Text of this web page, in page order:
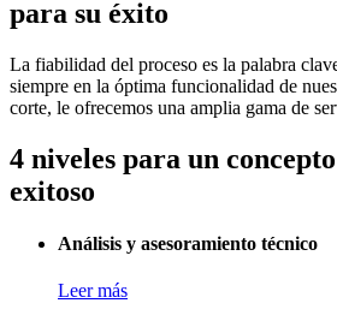
para su éxito
La fiabilidad del proceso es la palabra
siempre en la óptima funcionalidad de
corte, le ofrecemos una amplia gama de
4 niveles para un
exitoso
Análisis y asesoramiento técnico
Leer más